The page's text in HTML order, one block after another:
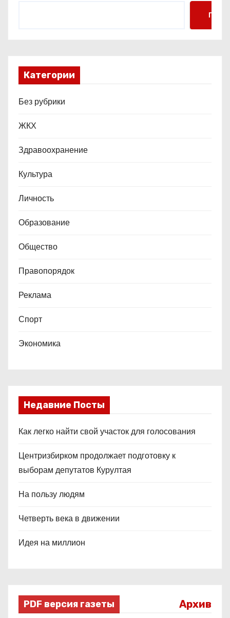
Поиск
Категории
Без рубрики
ЖКХ
Здравоохранение
Культура
Личность
Образование
Общество
Правопорядок
Реклама
Спорт
Экономика
Недавние Посты
Как легко найти свой участок для голосования
Центризбирком продолжает подготовку к
выборам депутатов Курултая
На пользу людям
Четверть века в движении
Идея на миллион
PDF версия газеты Архив